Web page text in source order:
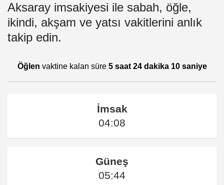
Aksaray imsakiyesi ile sabah, öğle,
ikindi, akşam ve yatsı vakitlerini anlık
takip edin.
Öğlen vaktine kalan süre 5 saat 24 dakika 10 saniye
İmsak
04:08
Güneş
05:44